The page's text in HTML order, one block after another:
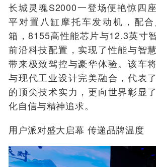
长城灵魂S2000一登场便艳惊四
平对置八缸摩托车发动机，配
箱，8155高性能芯片与12.3英寸
前沿科技配置，实现了性能与智
带来极致驾控与豪华体验。该车
与现代工业设计完美融合，代表
的顶尖技术实力，更向世界彰显
化自信与精神追求。
用户派对盛大启幕 传递品牌温度